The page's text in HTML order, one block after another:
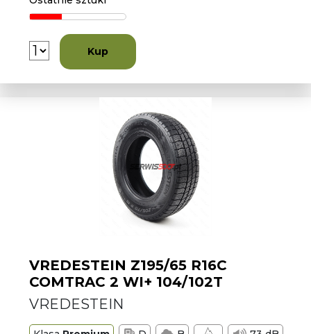
Kup
VREDESTEIN Z195/65 R16C
COMTRAC 2 WI+ 104/102T
VREDESTEIN